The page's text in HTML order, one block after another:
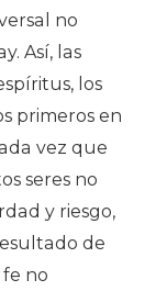
no
Así, las
los
primeros en
vez que
seres no
y riesgo,
de
fe no